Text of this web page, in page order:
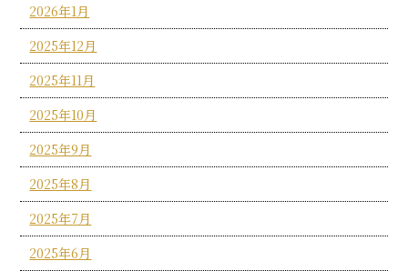
2026年1月
2025年12月
2025年11月
2025年10月
2025年9月
2025年8月
2025年7月
2025年6月